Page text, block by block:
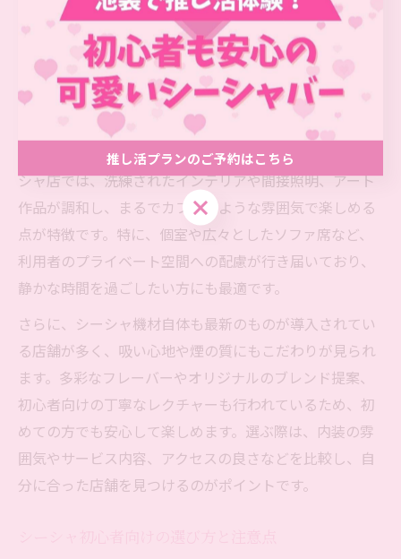
非日常を味わう現代風シーシャの
選び方とは
現代的なシーシャ選びのポイントを紹介
現代的なシーシャ選びでは、デザイン性と機能性が両立
した機材や空間が重視されています。池袋駅周辺のシー
シャ店では、洗練されたインテリアや間接照明、アート
作品が調和し、まるでカフェのような雰囲気で楽しめる
点が特徴です。特に、個室や広々としたソファ席など、
利用者のプライベート空間への配慮が行き届いており、
静かな時間を過ごしたい方にも最適です。
さらに、シーシャ機材自体も最新のものが導入されてい
る店舗が多く、吸い心地や煙の質にもこだわりが見られ
ます。多彩なフレーバーやオリジナルのブレンド提案、
初心者向けの丁寧なレクチャーも行われているため、初
めての方でも安心して楽しめます。選ぶ際は、内装の雰
囲気やサービス内容、アクセスの良さなどを比較し、自
分に合った店舗を見つけるのがポイントです。
推し活プランのご予約はこちら
推し活プランのご予約はこちら